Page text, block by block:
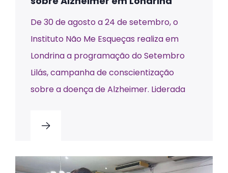
De 30 de agosto a 24 de setembro, o
Instituto Não Me Esqueças realiza em
Londrina a programação do Setembro
Lilás, campanha de conscientização
sobre a doença de Alzheimer. Liderada